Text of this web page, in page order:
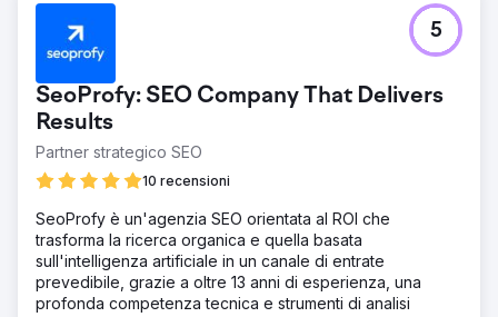
SeoProfy: SEO Company That Delivers
Results
Partner strategico SEO
10 recensioni
5
SeoProfy è un'agenzia SEO orientata al ROI che
trasforma la ricerca organica e quella basata
sull'intelligenza artificiale in un canale di entrate
prevedibile, grazie a oltre 13 anni di esperienza, una
profonda competenza tecnica e strumenti di analisi